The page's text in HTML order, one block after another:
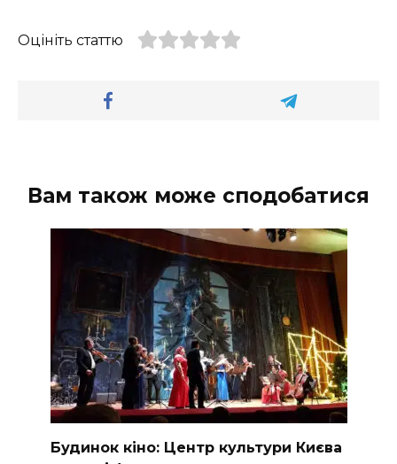
Оцініть статтю
Вам також може сподобатися
Будинок кіно: Центр культури Києва